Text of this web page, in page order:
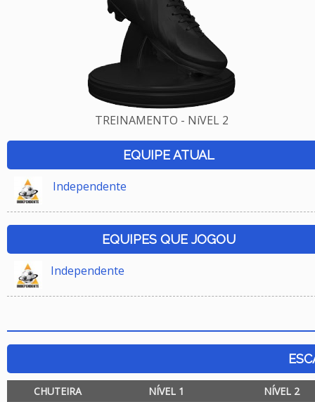
TREINAMENTO - NíVEL 2
EQUIPE ATUAL
Independente
EQUIPES QUE JOGOU
Independente
CHUTEIRA NÍVEL 1 NÍVEL 2